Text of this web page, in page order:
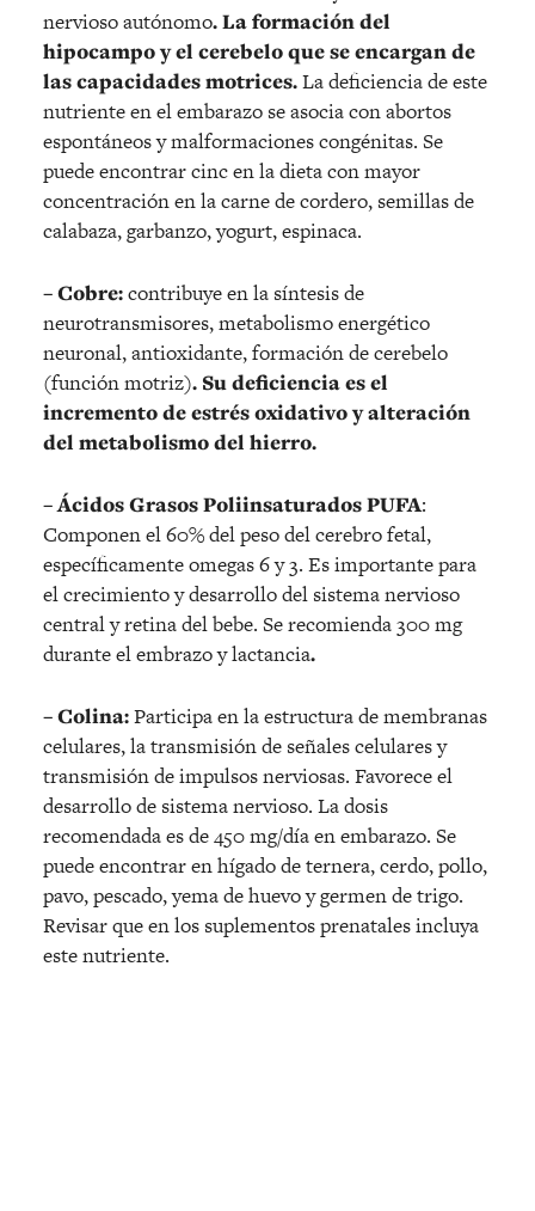
nervioso autónomo. La formación del
hipocampo y el cerebelo que se encargan de
las capacidades motrices.La deficiencia de este
nutriente en el embarazo se asocia con abortos
espontáneos y malformaciones congénitas. Se
puede encontrar cinc en la dieta con mayor
concentración en la carne de cordero, semillas de
calabaza, garbanzo, yogurt, espinaca.
– Cobre:contribuye en la síntesis de
neurotransmisores, metabolismo energético
neuronal, antioxidante, formación de cerebelo
(función motriz). Su deficiencia es el
incremento de estrés oxidativo y alteración
del metabolismo del hierro.
– Ácidos Grasos Poliinsaturados PUFA:
Componen el 60% del peso del cerebro fetal,
específicamente omegas 6 y 3. Es importante para
el crecimiento y desarrollo del sistema nervioso
central y retina del bebe. Se recomienda 300 mg
durante el embrazo y lactancia.
– Colina:Participa en la estructura de membranas
celulares, la transmisión de señales celulares y
transmisión de impulsos nerviosas. Favorece el
desarrollo de sistema nervioso. La dosis
recomendada es de 450 mg/día en embarazo. Se
puede encontrar en hígado de ternera, cerdo, pollo,
pavo, pescado, yema de huevo y germen de trigo.
Revisar que en los suplementos prenatales incluya
este nutriente.